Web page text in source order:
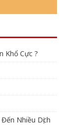
Khổ Cực ?
Nhiều Dịch